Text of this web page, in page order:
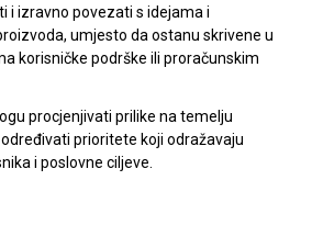
i izravno povezati s idejama i
umjesto da ostanu skrivene u
korisničke podrške ili proračunskim
procjenjivati prilike na temelju
prioritete koji odražavaju
i poslovne ciljeve.